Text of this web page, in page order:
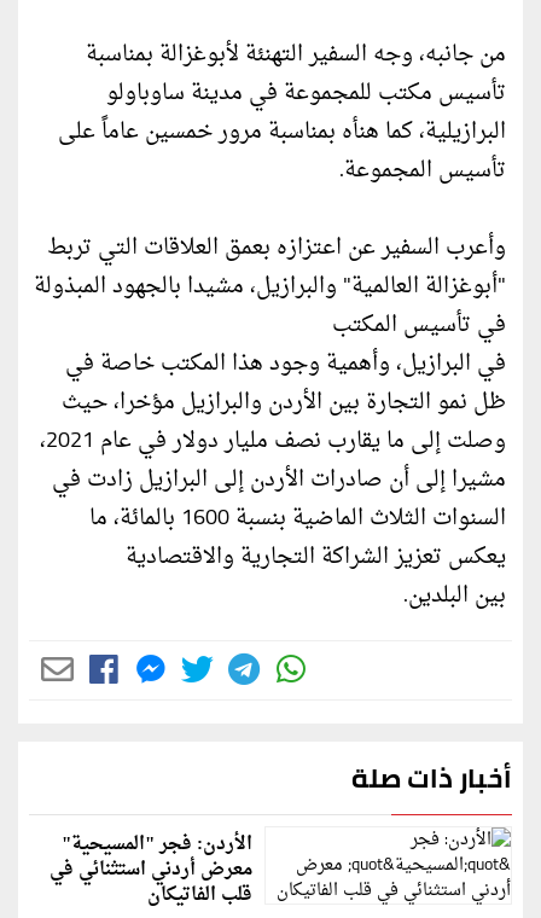
من جانبه، وجه السفير التهنئة لأبوغزالة بمناسبة
تأسيس مكتب للمجموعة في مدينة ساوباولو
البرازيلية، كما هنأه بمناسبة مرور خمسين عاماً على
تأسيس المجموعة.
وأعرب السفير عن اعتزازه بعمق العلاقات التي تربط
"أبوغزالة العالمية" والبرازيل، مشيدا بالجهود المبذولة
في تأسيس المكتب
في البرازيل، وأهمية وجود هذا المكتب خاصة في
ظل نمو التجارة بين الأردن والبرازيل مؤخرا، حيث
وصلت إلى ما يقارب نصف مليار دولار في عام 2021،
مشيرا إلى أن صادرات الأردن إلى البرازيل زادت في
السنوات الثلاث الماضية بنسبة 1600 بالمائة، ما
يعكس تعزيز الشراكة التجارية والاقتصادية
بين البلدين.
أخبار ذات صلة
الأردن: فجر "المسيحية"
معرض أردني استثنائي في
قلب الفاتيكان